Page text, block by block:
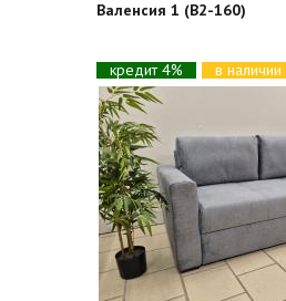
Валенсия 1 (В2-160)
кредит 4%
в наличии